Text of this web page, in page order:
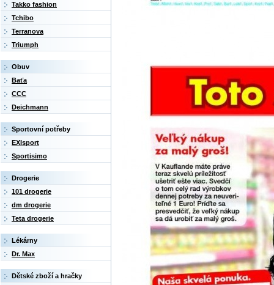
Takko fashion
Tchibo
Terranova
Triumph
Obuv
Baťa
CCC
Deichmann
Sportovní potřeby
EXIsport
Sportisimo
Drogerie
101 drogerie
dm drogerie
Teta drogerie
Lékárny
Dr. Max
Dětské zboží a hračky